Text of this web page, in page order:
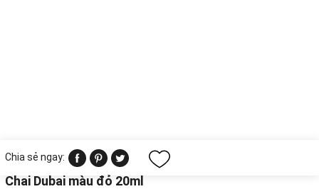
Chia sẻ ngay:
Chai Dubai màu đỏ 20ml